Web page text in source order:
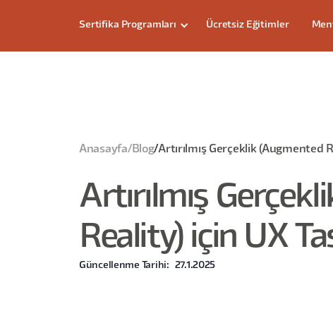
Sertifika Programları Ücretsiz Eğitimler
Anasayfa/ Blog/Artırılmış Gerçeklik (Augmented
Artırılmış
Reality) için UX
Güncellenme Tarihi: 27.1.2025